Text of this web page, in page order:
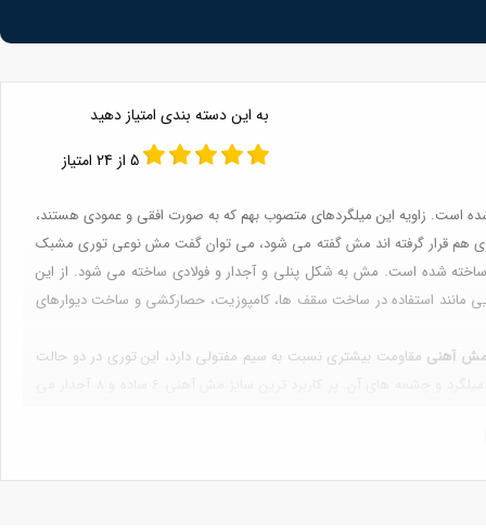
به این دسته بندی امتیاز دهید
5 از 24 امتیاز
است. زاویه این میلگردهای متصوب بهم که به صورت افقی و عمودی هستند،
روی هم قرار گرفته اند مش گفته می شود، می توان گفت مش نوعی توری مشبک
ساخته شده است. مش به شکل پنلی و آجدار و فولادی ساخته می شود. از این
مانند استفاده در ساخت سقف ها، کامپوزیت، حصارکشی و ساخت دیوارهای
مش آهنی مقاومت بیشتری نسبت به سیم مفتولی دارد، این توری در دو حالت
می رود
همراه ما باشید.
تمام اتوماتیک به وسیله جوش بهم وصل می شوند. این محصول به صورت